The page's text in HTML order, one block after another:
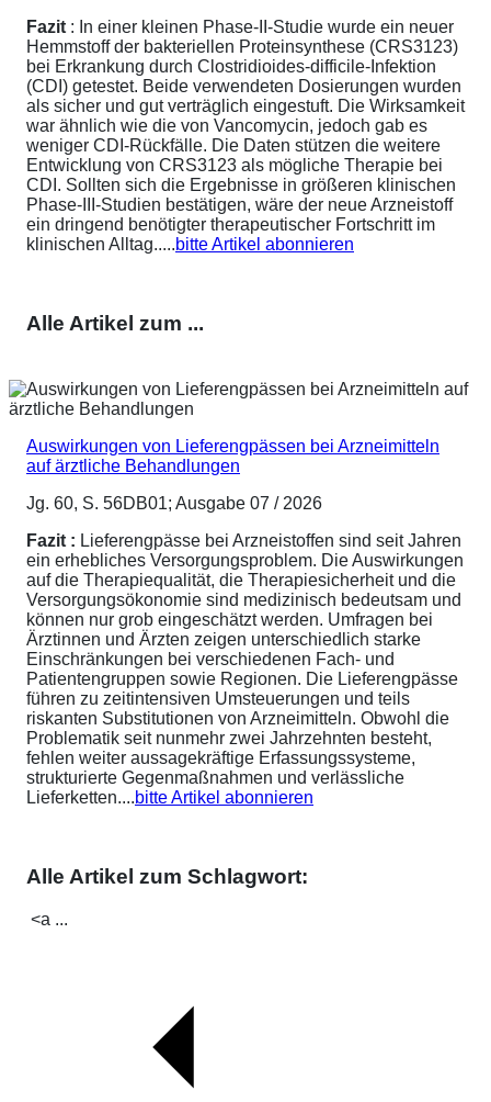
Fazit : In einer kleinen Phase-II-Studie wurde ein neuer
Hemmstoff der bakteriellen Proteinsynthese (CRS3123)
bei Erkrankung durch Clostridioides-difficile-Infektion
(CDI) getestet. Beide verwendeten Dosierungen wurden
als sicher und gut verträglich eingestuft. Die Wirksamkeit
war ähnlich wie die von Vancomycin, jedoch gab es
weniger CDI-Rückfälle. Die Daten stützen die weitere
Entwicklung von CRS3123 als mögliche Therapie bei
CDI. Sollten sich die Ergebnisse in größeren klinischen
Phase-III-Studien bestätigen, wäre der neue Arzneistoff
ein dringend benötigter therapeutischer Fortschritt im
klinischen Alltag.....bitte Artikel abonnieren
Alle Artikel zum ...
Auswirkungen von Lieferengpässen bei Arzneimitteln
auf ärztliche Behandlungen
Jg. 60, S. 56DB01; Ausgabe 07 / 2026
Fazit : Lieferengpässe bei Arzneistoffen sind seit Jahren
ein erhebliches Versorgungsproblem. Die Auswirkungen
auf die Therapiequalität, die Therapiesicherheit und die
Versorgungsökonomie sind medizinisch bedeutsam und
können nur grob eingeschätzt werden. Umfragen bei
Ärztinnen und Ärzten zeigen unterschiedlich starke
Einschränkungen bei verschiedenen Fach- und
Patientengruppen sowie Regionen. Die Lieferengpässe
führen zu zeitintensiven Umsteuerungen und teils
riskanten Substitutionen von Arzneimitteln. Obwohl die
Problematik seit nunmehr zwei Jahrzehnten besteht,
fehlen weiter aussagekräftige Erfassungssysteme,
strukturierte Gegenmaßnahmen und verlässliche
Lieferketten....bitte Artikel abonnieren
Alle Artikel zum Schlagwort:
<a ...